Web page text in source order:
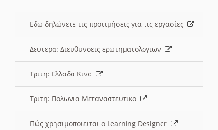
Εδω δηλώνετε τις προτιμήσεις για τις εργασίες
Δευτερα: Διευθυνσεις ερωτηματολογιων
Τριτη: Ελλαδα Κινα
Τριτη: Πολωνια Μεταναστευτικο
Πώς χρησιμοποιειται ο Learning Designer